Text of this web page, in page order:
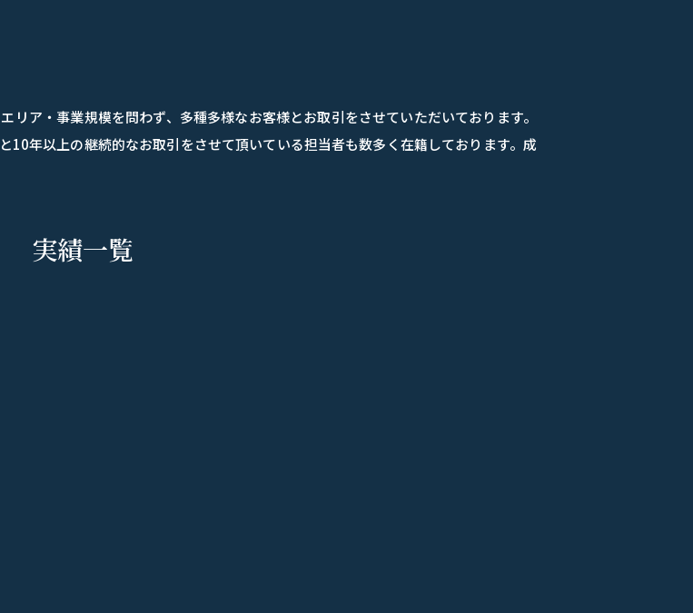
ア・事業規模を問わず、多種多様なお客様とお取引をさせていただいております。
10年以上の継続的なお取引をさせて頂いている担当者も数多く在籍しております。成
実績一覧